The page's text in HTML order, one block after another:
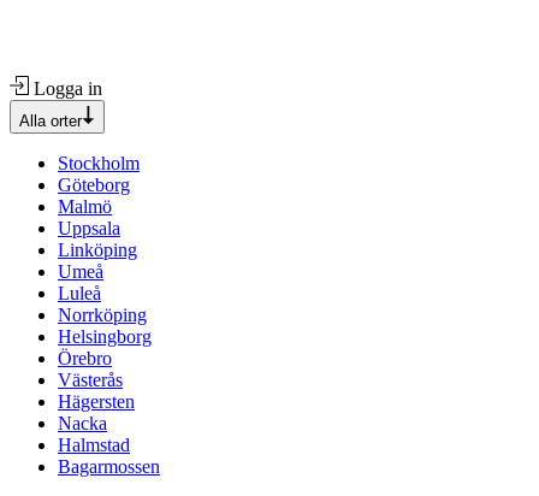
Logga in
Alla orter
Stockholm
Göteborg
Malmö
Uppsala
Linköping
Umeå
Luleå
Norrköping
Helsingborg
Örebro
Västerås
Hägersten
Nacka
Halmstad
Bagarmossen